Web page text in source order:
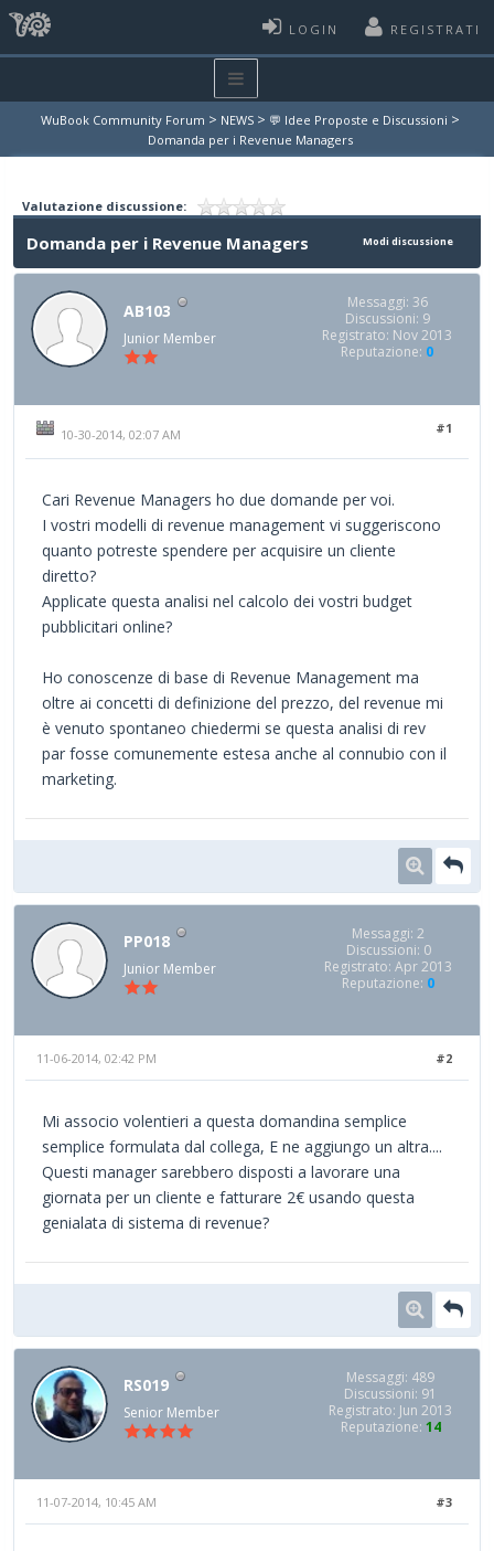
LOGIN REGISTRATI
WuBook Community Forum > NEWS > 💬 Idee Proposte e Discussioni >
Domanda per i Revenue Managers
Valutazione discussione:
Modi discussione
Domanda per i Revenue Managers
AB103
Junior Member
Messaggi: 36
Discussioni: 9
Registrato: Nov 2013
Reputazione: 0
#1
10-30-2014, 02:07 AM
Cari Revenue Managers ho due domande per voi.
I vostri modelli di revenue management vi suggeriscono
quanto potreste spendere per acquisire un cliente
diretto?
Applicate questa analisi nel calcolo dei vostri budget
pubblicitari online?
Ho conoscenze di base di Revenue Management ma
oltre ai concetti di definizione del prezzo, del revenue mi
è venuto spontaneo chiedermi se questa analisi di rev
par fosse comunemente estesa anche al connubio con il
marketing.
PP018
Junior Member
Messaggi: 2
Discussioni: 0
Registrato: Apr 2013
Reputazione: 0
#2
11-06-2014, 02:42 PM
Mi associo volentieri a questa domandina semplice
semplice formulata dal collega, E ne aggiungo un altra....
Questi manager sarebbero disposti a lavorare una
giornata per un cliente e fatturare 2€ usando questa
genialata di sistema di revenue?
RS019
Senior Member
Messaggi: 489
Discussioni: 91
Registrato: Jun 2013
Reputazione: 14
#3
11-07-2014, 10:45 AM